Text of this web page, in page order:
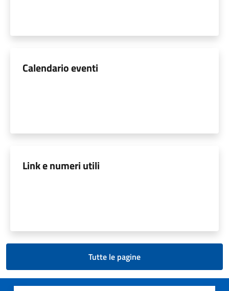
Calendario eventi
Link e numeri utili
Tutte le pagine